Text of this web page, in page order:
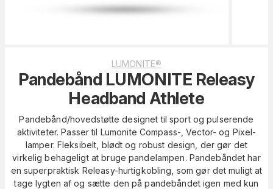
LUMONITE®
Pandebånd LUMONITE Releasy
Headband Athlete
Pandebånd/hovedstøtte designet til sport og pulserende
aktiviteter. Passer til Lumonite Compass-, Vector- og Pixel-
lamper. Fleksibelt, blødt og robust design, der gør det
virkelig behageligt at bruge pandelampen. Pandebåndet har
en superpraktisk Releasy-hurtigkobling, som gør det muligt at
tage lygten af og sætte den på pandebåndet igen med kun